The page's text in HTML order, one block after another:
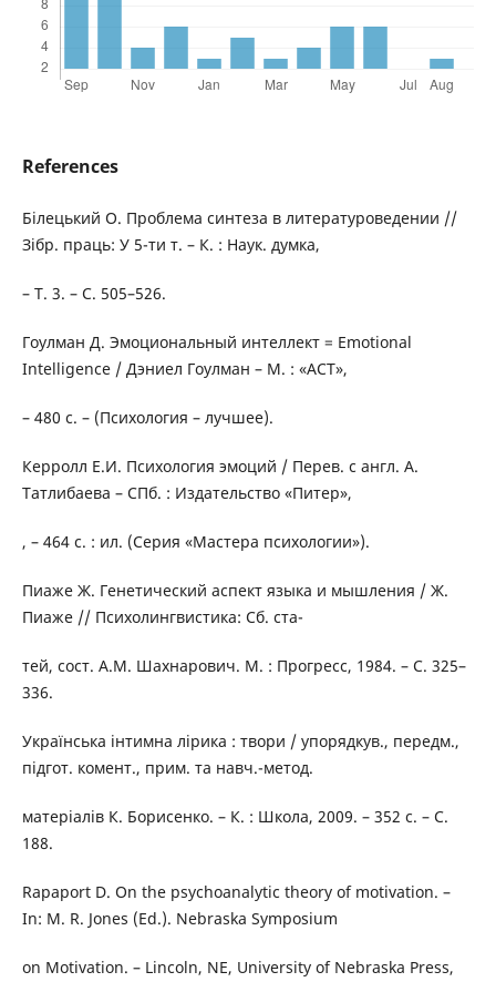
References
Білецький О. Проблема синтеза в литературоведении //
Зібр. праць: У 5-ти т. – К. : Наук. думка,
– Т. 3. – С. 505–526.
Гоулман Д. Эмоциональный интеллект = Emotional
Intelligence / Дэниел Гоулман – М. : «АСТ»,
– 480 с. – (Психология – лучшее).
Керролл Е.И. Психология эмоций / Перев. с англ. А.
Татлибаева – СПб. : Издательство «Питер»,
, – 464 с. : ил. (Серия «Мастера психологии»).
Пиаже Ж. Генетический аспект языка и мышления / Ж.
Пиаже // Психолингвистика: Сб. ста-
тей, сост. А.М. Шахнарович. М. : Прогресс, 1984. – С. 325–
336.
Українська інтимна лірика : твори / упорядкув., передм.,
підгот. комент., прим. та навч.-метод.
матеріалів К. Борисенко. – К. : Школа, 2009. – 352 с. – С.
188.
Rapaport D. On the psychoanalytic theory of motivation. –
In: M. R. Jones (Ed.). Nebraska Symposium
on Motivation. – Lincoln, NE, University of Nebraska Press,